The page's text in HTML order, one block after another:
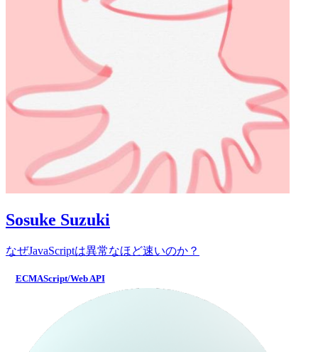
Sosuke Suzuki
なぜJavaScriptは異常なほど速いのか？
ECMAScript/Web API